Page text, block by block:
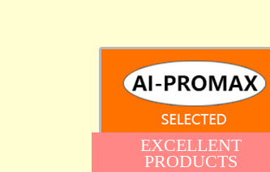
EXCELLENT
PRODUCTS